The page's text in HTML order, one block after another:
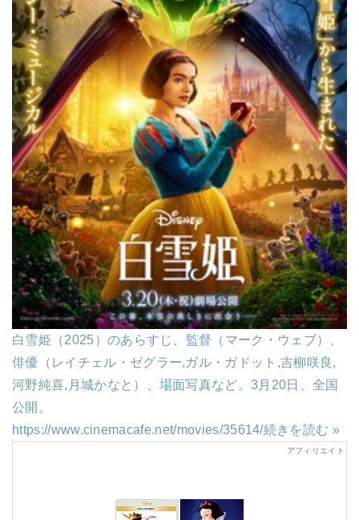
白雪姫（2025）のあらすじ、監督（マーク・ウェブ）、
俳優（レイチェル・ゼグラー,ガル・ガドット,吉柳咲良,
河野純喜,月城かなと）、場面写真など。3月20日、全国
公開。
https://www.cinemacafe.net/movies/35614/続きを読む »